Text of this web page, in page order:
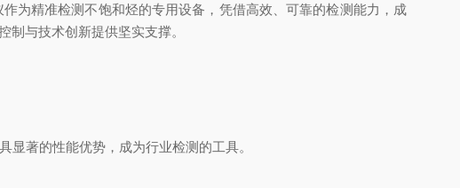
精准检测不饱和烃的专用设备，凭借高效、可靠的检测能力，成
制与技术创新提供坚实支撑。
著的性能优势，成为行业检测的工具。